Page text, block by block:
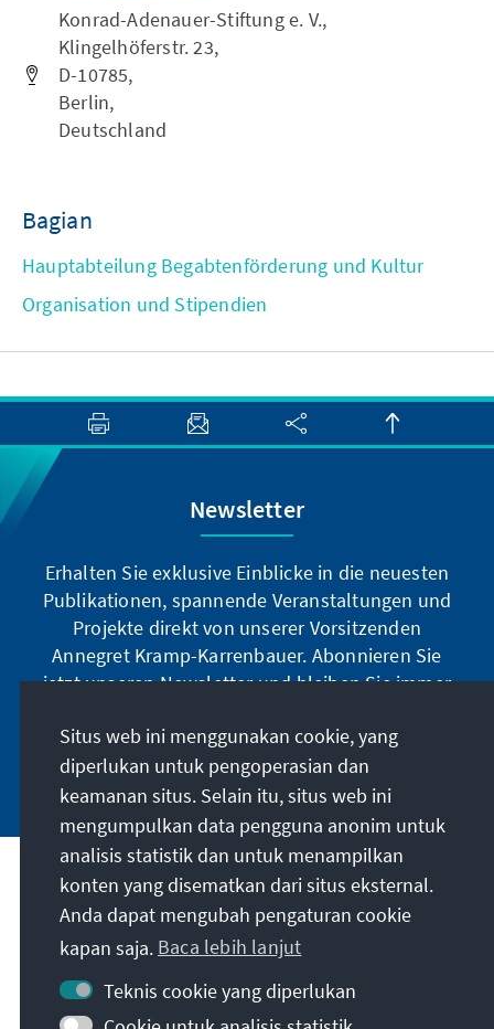
Konrad-Adenauer-Stiftung e. V.,
Klingelhöferstr. 23,
D-10785,
Berlin,
Deutschland
Bagian
Hauptabteilung Begabtenförderung und Kultur
Organisation und Stipendien
Newsletter
Erhalten Sie exklusive Einblicke in die neuesten
Publikationen, spannende Veranstaltungen und
Projekte direkt von unserer Vorsitzenden
Annegret Kramp-Karrenbauer. Abonnieren Sie
jetzt unseren Newsletter und bleiben Sie immer
Jetzt abonnieren
Misi kami
Kontak
Penawaran lebih lanjut dari yayasan
Situs web ini menggunakan cookie, yang
diperlukan untuk pengoperasian dan
keamanan situs. Selain itu, situs web ini
mengumpulkan data pengguna anonim untuk
analisis statistik dan untuk menampilkan
konten yang disematkan dari situs eksternal.
Anda dapat mengubah pengaturan cookie
kapan saja. Baca lebih lanjut
Teknis cookie yang diperlukan